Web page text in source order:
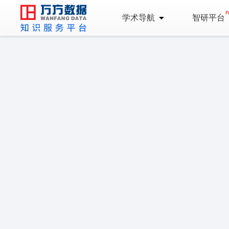
学术导航 智研平台